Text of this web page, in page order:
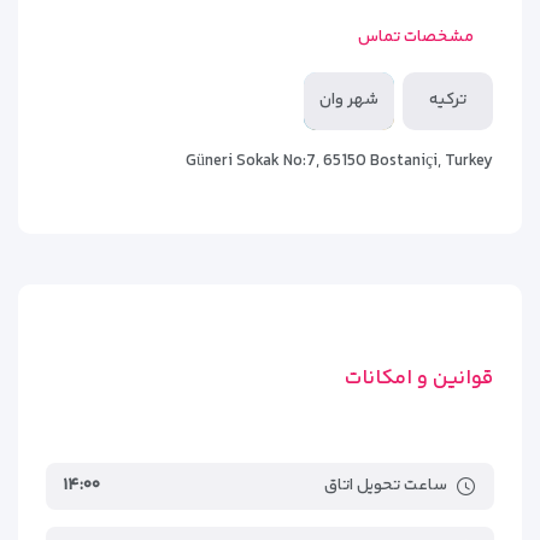
تلویزیون LED با شبکه‌های بین‌المللی
یخچال و مینی‌بار
صندوق امانات شخصی
اتاق‌ها به‌صورت روزانه نظافت می‌شوند و کارکنان بخش خدمات
مشخصات تماس
ترکیه شهر وان
Güneri Sokak No:7, 65150 Bostaniçi, Turkey
قوانین و امکانات
ساعت تحویل اتاق ۱۴:۰۰